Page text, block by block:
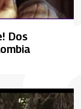
Dos